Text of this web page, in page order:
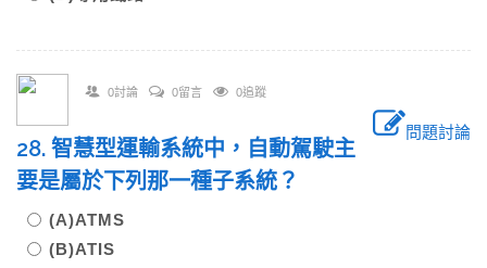
0討論 0留言 0追蹤
問題討論
28. 智慧型運輸系統中，自動駕駛主
要是屬於下列那一種子系統？
(A)ATMS
(B)ATIS